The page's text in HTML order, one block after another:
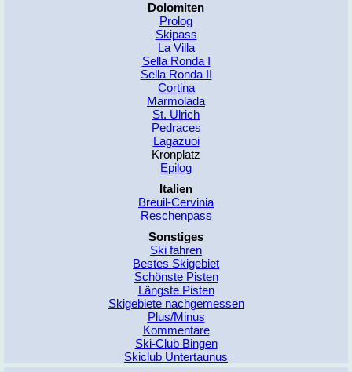
Do­lo­mi­ten
Pro­log
Ski­pass
La Vil­la
Sel­la Ron­da I
Sel­la Ron­da II
Cor­ti­na
Mar­mo­la­da
St. Ul­rich
Pe­dra­ces
La­ga­zu­oi
Kron­platz
Epi­log
Ita­li­en
Breuil-Cer­vi­nia
Re­schen­pass
Sons­ti­ges
Ski fah­ren
Bes­tes Ski­ge­biet
Schöns­te Pis­ten
Längs­te Pis­ten
Skigebiete nachgemessen
Plus/Mi­nus
Kom­men­ta­re
Ski-Club Bin­gen
Skic­lub Un­ter­tau­nus